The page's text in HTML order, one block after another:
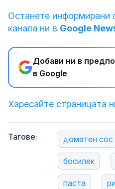
Останете информирани
канала ни в Google
Добави ни в
в Google
Харесайте страницата
Тагове: доматен сос
босилек
паста